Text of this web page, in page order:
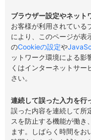
ブラウザー設定やネット
お客様が利用されている
により、このページが表
のCookieの設定や
ットワーク環境による影
くはインターネットサ
さい。
連続して誤った入力を行
誤った内容を連続して所
スを防止する機能が働き
ます。しばらく時間をお